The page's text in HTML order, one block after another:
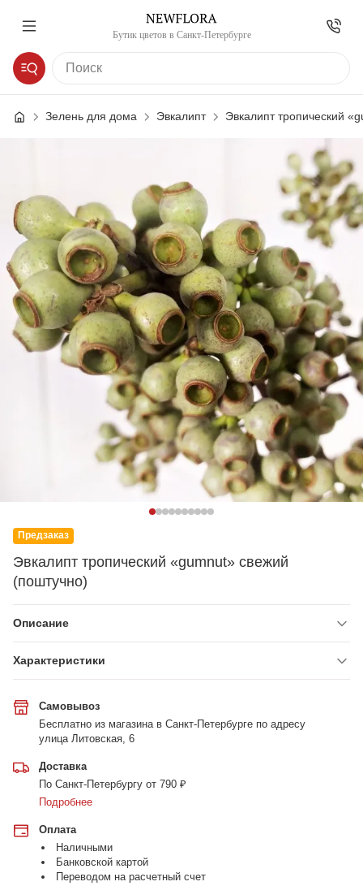
Бутик цветов в Санкт-Петербурге
Зелень для дома Эвкалипт Эвкалипт тропический
Предзаказ
Эвкалипт тропический «gumnut» свежий
(поштучно)
Описание
Характеристики
Самовывоз
Бесплатно из магазина в Санкт-Петербурге по адресу
улица Литовская, 6
Доставка
По Санкт-Петербургу от 790 ₽
Подробнее
Оплата
Наличными
Банковской картой
Переводом на расчетный счет